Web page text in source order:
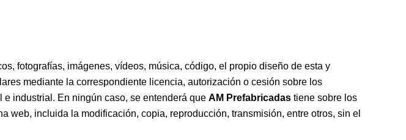
fotografías, imágenes, vídeos, música, código, el propio diseño de esta y
mediante la correspondiente licencia, autorización o cesión sobre los
industrial. En ningún caso, se entenderá que AM Prefabricadas tiene sobre los
incluida la modificación, copia, reproducción, transmisión, entre otros, sin el